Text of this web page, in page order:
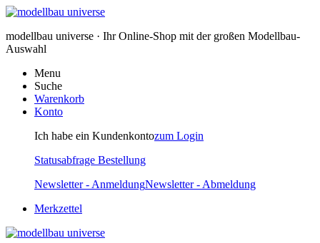
modellbau universe · Ihr Online-Shop mit der großen Modellbau-
Auswahl
Menu
Suche
Warenkorb
Konto
Ich habe ein Kundenkontozum Login
Statusabfrage Bestellung
Newsletter - AnmeldungNewsletter - Abmeldung
Merkzettel